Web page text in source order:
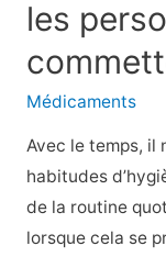
de
cétoines
les
Médicaments
Avec le temps, il
habitudes
de la routine
lorsque cela se